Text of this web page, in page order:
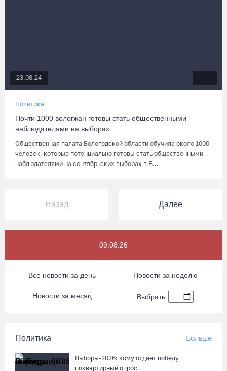
23.08.24
Политика
Почти 1000 вологжан готовы стать общественными
наблюдателями на выборах
Общественная палата Вологодской области обучила около 1000
человек, которые потенциально готовы стать общественными
наблюдателями на сентябрьских выборах в В...
Назад Далее
09.08.26
Все новости за день Новости за неделю
Новости за месяц Выбрать
Политика Больше
Выборы-2026: кому отдает победу
поквартирный опрос